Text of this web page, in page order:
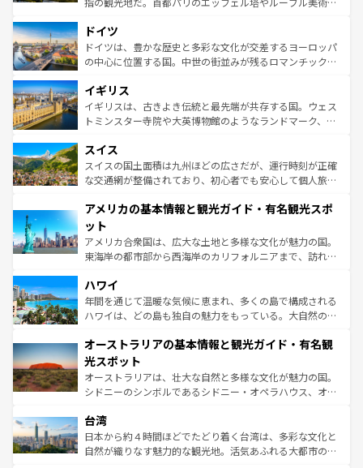
せる。地方によって風土や気候が異なるスペインはその個
性で訪れる人を魅了する。 なお、新着のスペイン情報は コ
ンテンツ一覧を参照してほしい。
で、幅広い魅力が詰まっている。華麗な宮殿、歴史的な大
聖堂、美しいビーチ、そして豊かな自然が、訪れる者を心
から魅了する。また、フランスは美食の国としても知ら
いる。シャンパンの発祥地であるランス、プロヴァンスの
香り高いラベンダー畑など、多彩な楽しみ方が可能だ。さ
らに、パリ以外の地域にも魅力が溢れており、どの街角に
れる地方に足を運ぶとそれぞれで全く異なる文化を体験で
きるだろう。 なお、新着のフランス情報はコンテンツ一覧
を参照してほしい。
ドイツ
ドイツは、豊かな歴史と多彩な文化が交差するヨーロッパ
の中心に位置する国。中世の街並みが残るロマンチック街
顔を持つこの国は、どこを歩いても飽きることがない。ベ
ルリンの文化的活気、バイエルン州のアルプスの絶景、そ
してライン川沿いのワイン畑といった風景は必見。ビール
は、お酒好きな人にはぜひ体験してほしい。 なお、新着の
ドイツ情報はコンテンツ一覧を参照してほしい。
イギリス
イギリスは、古きよき伝統と最先端が共存する国。ウェス
トミンスター寺院や大英博物館のようなランドマーク、歴
リアごとに異なる魅力がある。また、優雅なアフタヌーン
ティー、ビール好きにはたまらない英国パブ、サッカー観
戦など、本場だからこそできる体験も豊富。イギリスを旅
ンツ一覧を参照してほしい。
スイス
スイスの国土面積は九州ほどの広さだが、運行時刻が正確
な交通網が整備されており、初心者でも安心して個人旅行
の建物がそのまま残る町や、スイスならではのユニークな
博物館もあり、アルプス観光だけでなく町歩きも満喫する
ことができる。国民の所得が高いため物価も高いが、旅行
者向けの交通パス提供のサービスもあり、うまく活用すれ
着のスイス情報は
アメリカの基本情報と観光ガイド・有名観光スポ
ット
アメリカ合衆国は、広大な土地と多様な文化が魅力の国。
東海岸の都市部から西海岸のカリフォルニアまで、訪れる
のような巨大都市は、観光、ショッピング、エンターテイ
ンメントが詰まった刺激的なスポットだ。一方、アメリカ
西部には大自然が広がり、グランドキャニオンやイエロー
部のニューオーリンズでは、音楽と美食が融合した独特の
文化が魅力。旅行者はアメリカの各地域で異なる魅力を楽
しみながら、その多様性と豊かな歴史を感じることができ
るだろう。車でのロードトリップや列車の旅も、アメリカ
情報は
ハワイ
年間を通じて温暖な気候に恵まれ、多くの島で構成される
ハワイは、どの島も独自の魅力をもっている。大自然の神
ワイ島は見逃せない。また、定番の観光地といえばオアフ
島だが、静かな自然を求めるならマウイ島やカウアイ島が
おすすめ。エメラルドグリーンに輝く海をはじめ、豊かな
文化や歴史が息づいている。「アロハスピリット」と呼ば
人々、おいしいローカルフードやハワイアンミュージッ
ク、伝統的なフラダンスなど、すべてがハワイの魅力を彩
っている。訪れるたびに新しい発見と感動が待っているハ
オーストラリアの基本情報と観光ガイド・有名観
光スポット
オーストラリアは、壮大な自然と多様な文化が魅力の国。
シドニーのシンボルであるシドニー・オペラハウス、オー
リアリーフや大陸中央部にそびえるウルル（エアーズロッ
ク）、タスマニアの美しい原生林やケアンズの熱帯雨林な
ど、見どころがたくさん。また、カフェやワイン、オージ
台湾
日本から約４時間ほどでたどり着く台湾は、多彩な文化と
自然が織りなす魅力的な観光地。活気あふれる大都市の台